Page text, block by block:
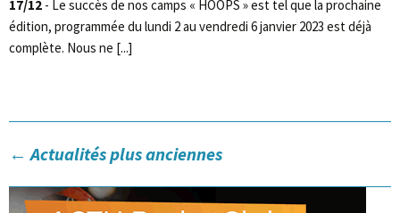
17/12 - Le succès de nos camps « HOOPS » est tel que la prochaine
édition, programmée du lundi 2 au vendredi 6 janvier 2023 est déjà
complète. Nous ne [...]
← Actualités plus anciennes